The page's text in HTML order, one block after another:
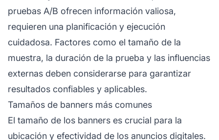
pruebas A/B ofrecen información valiosa,
requieren una planificación y ejecución
cuidadosa. Factores como el tamaño de la
muestra, la duración de la prueba y las influencias
externas deben considerarse para garantizar
resultados confiables y aplicables.
Tamaños de banners más comunes
El tamaño de los banners es crucial para la
ubicación y efectividad de los anuncios digitales.